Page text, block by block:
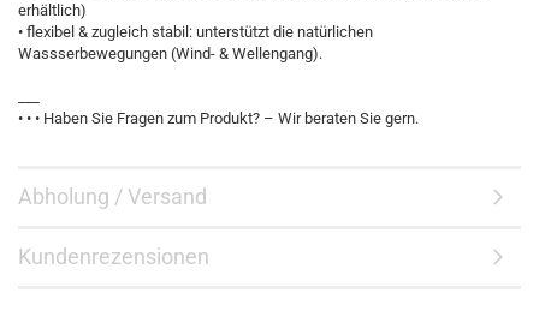
erhältlich)
• flexibel & zugleich stabil: unterstützt die natürlichen
Wassserbewegungen (Wind- & Wellengang).
• • • Haben Sie Fragen zum Produkt? – Wir beraten Sie gern.
Abholung / Versand
Kundenrezensionen